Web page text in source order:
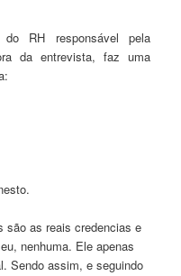
RH responsável pela
da entrevista, faz uma
são as reais credencias e
nenhuma. Ele apenas
Sendo assim, e seguindo